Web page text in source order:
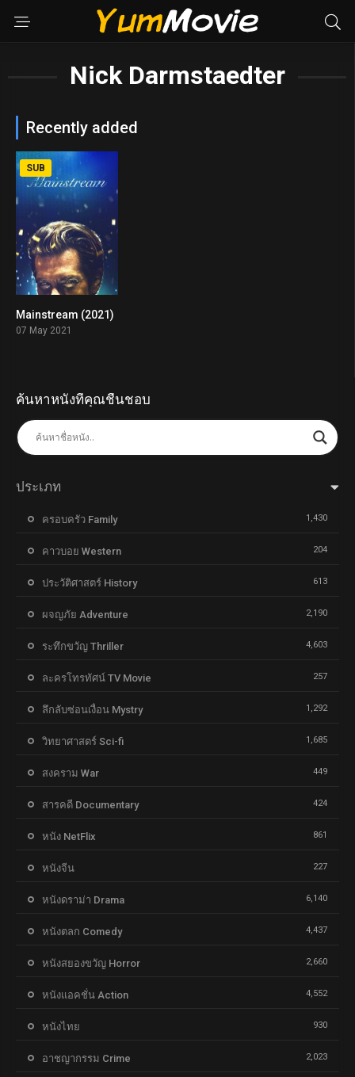
Nick Darmstaedter
Recently added
4.9
SUB
Mainstream (2021)
07 May 2021
ค้นหาหนังที่คุณชื่นชอบ
ประเภท
ครอบครัว Family 1,430
คาวบอย Western 204
ประวัติศาสตร์ History 613
ผจญภัย Adventure 2,190
ระทึกขวัญ Thriller 4,603
ละครโทรทัศน์ TV Movie 257
ลึกลับซ่อนเงื่อน Mystry 1,292
วิทยาศาสตร์ Sci-fi 1,685
สงคราม War 449
สารคดี Documentary 424
หนัง NetFlix 861
หนังจีน 227
หนังดราม่า Drama 6,140
หนังตลก Comedy 4,437
หนังสยองขวัญ Horror 2,660
หนังแอคชั่น Action 4,552
หนังไทย 930
อาชญากรรม Crime 2,023